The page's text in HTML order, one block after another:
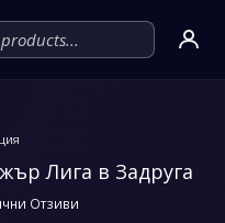
Лига в Задруга
Отзиви